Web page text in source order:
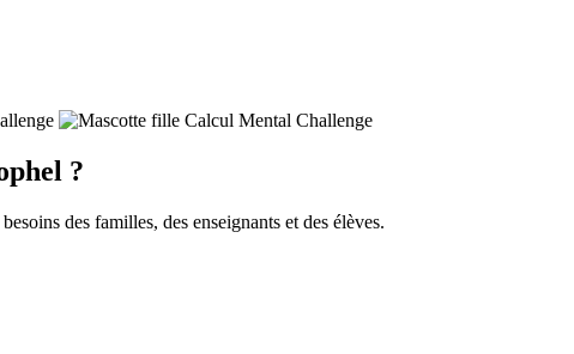
?
des familles, des enseignants et des élèves.